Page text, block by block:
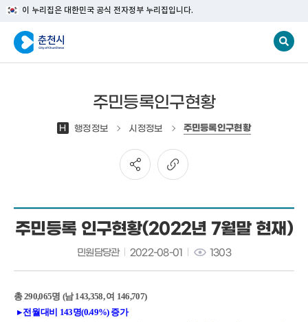
이 누리집은 대한민국 공식 전자정부 누리집입니다.
주민등록인구현황
H 행정정보 시정정보 주민등록인구현황
주민등록 인구현황(2022년 7월말 현재)
민원담당관 2022-08-01 1303
총290,065명 (남143,358,여 146,707)
▸전월대비 143명(0.49%) 증가